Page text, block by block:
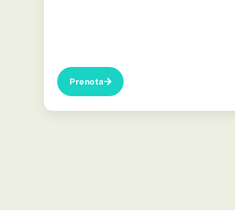
Prenota